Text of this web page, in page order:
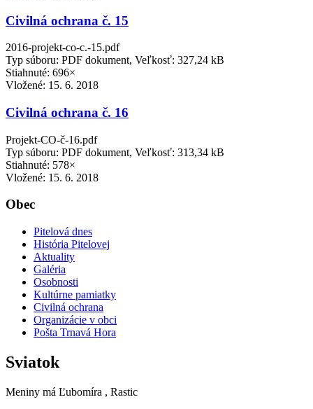
Civilná ochrana č. 15
2016-projekt-co-c.-15.pdf
Typ súboru: PDF dokument, Veľkosť: 327,24 kB
Stiahnuté: 696×
Vložené: 15. 6. 2018
Civilná ochrana č. 16
Projekt-CO-č-16.pdf
Typ súboru: PDF dokument, Veľkosť: 313,34 kB
Stiahnuté: 578×
Vložené: 15. 6. 2018
Obec
Pitelová dnes
História Pitelovej
Aktuality
Galéria
Osobnosti
Kultúrne pamiatky
Civilná ochrana
Organizácie v obci
Pošta Trnavá Hora
Sviatok
Meniny má Ľubomíra , Rastic